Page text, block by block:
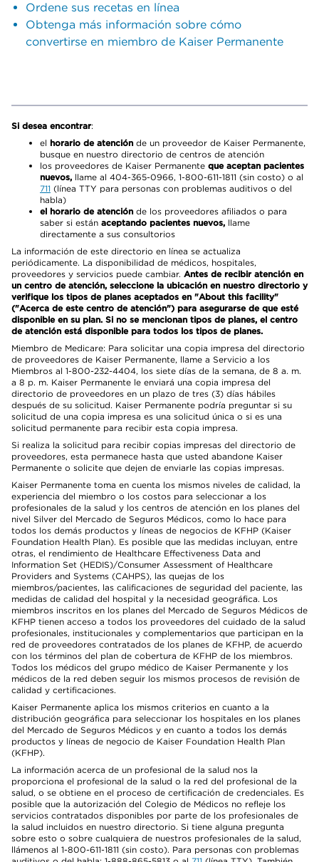
Ordene sus recetas en línea
Obtenga más información sobre cómo
convertirse en miembro de Kaiser Permanente
Si desea encontrar:
el horario de atención de un proveedor de Kaiser Permanente,
busque en nuestro directorio de centros de atención
los proveedores de Kaiser Permanente que aceptan pacientes
nuevos, llame al 404-365-0966, 1-800-611-1811 (sin costo) o al
711 (línea TTY para personas con problemas auditivos o del
habla)
el horario de atención de los proveedores afiliados o para
saber si están aceptando pacientes nuevos, llame
directamente a sus consultorios
La información de este directorio en línea se actualiza
periódicamente. La disponibilidad de médicos, hospitales,
proveedores y servicios puede cambiar. Antes de recibir atención en
un centro de atención, seleccione la ubicación en nuestro directorio y
verifique los tipos de planes aceptados en "About this facility"
("Acerca de este centro de atención") para asegurarse de que esté
disponible en su plan. Si no se mencionan tipos de planes, el centro
de atención está disponible para todos los tipos de planes.
Miembro de Medicare: Para solicitar una copia impresa del directorio
de proveedores de Kaiser Permanente, llame a Servicio a los
Miembros al 1-800-232-4404, los siete días de la semana, de 8 a. m.
a 8 p. m. Kaiser Permanente le enviará una copia impresa del
directorio de proveedores en un plazo de tres (3) días hábiles
después de su solicitud. Kaiser Permanente podría preguntar si su
solicitud de una copia impresa es una solicitud única o si es una
solicitud permanente para recibir esta copia impresa.
Si realiza la solicitud para recibir copias impresas del directorio de
proveedores, esta permanece hasta que usted abandone Kaiser
Permanente o solicite que dejen de enviarle las copias impresas.
Kaiser Permanente toma en cuenta los mismos niveles de calidad, la
experiencia del miembro o los costos para seleccionar a los
profesionales de la salud y los centros de atención en los planes del
nivel Silver del Mercado de Seguros Médicos, como lo hace para
todos los demás productos y líneas de negocios de KFHP (Kaiser
Foundation Health Plan). Es posible que las medidas incluyan, entre
otras, el rendimiento de Healthcare Effectiveness Data and
Information Set (HEDIS)/Consumer Assessment of Healthcare
Providers and Systems (CAHPS), las quejas de los
miembros/pacientes, las calificaciones de seguridad del paciente, las
medidas de calidad del hospital y la necesidad geográfica. Los
miembros inscritos en los planes del Mercado de Seguros Médicos de
KFHP tienen acceso a todos los proveedores del cuidado de la salud
profesionales, institucionales y complementarios que participan en la
red de proveedores contratados de los planes de KFHP, de acuerdo
con los términos del plan de cobertura de KFHP de los miembros.
Todos los médicos del grupo médico de Kaiser Permanente y los
médicos de la red deben seguir los mismos procesos de revisión de
calidad y certificaciones.
Kaiser Permanente aplica los mismos criterios en cuanto a la
distribución geográfica para seleccionar los hospitales en los planes
del Mercado de Seguros Médicos y en cuanto a todos los demás
productos y líneas de negocio de Kaiser Foundation Health Plan
(KFHP).
La información acerca de un profesional de la salud nos la
proporciona el profesional de la salud o la red del profesional de la
salud, o se obtiene en el proceso de certificación de credenciales. Es
posible que la autorización del Colegio de Médicos no refleje los
servicios contratados disponibles por parte de los profesionales de
la salud incluidos en nuestro directorio. Si tiene alguna pregunta
sobre esto o sobre cualquiera de nuestros profesionales de la salud,
llámenos al 1-800-611-1811 (sin costo). Para personas con problemas